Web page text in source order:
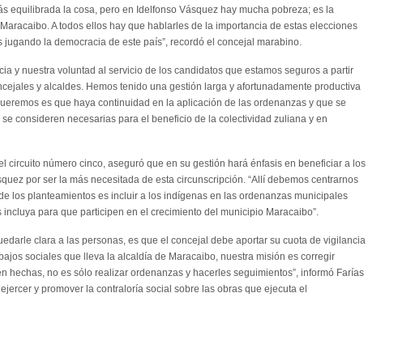
equilibrada la cosa, pero en Idelfonso Vásquez hay mucha pobreza; es la
A todos ellos hay que hablarles de la importancia de estas elecciones
la democracia de este país”, recordó el concejal marabino.
y nuestra voluntad al servicio de los candidatos que estamos seguros a partir
y alcaldes. Hemos tenido una gestión larga y afortunadamente productiva
es que haya continuidad en la aplicación de las ordenanzas y que se
consideren necesarias para el beneficio de la colectividad zuliana y en
circuito número cinco, aseguró que en su gestión hará énfasis en beneficiar a los
por ser la más necesitada de esta circunscripción. “Allí debemos centrarnos
los planteamientos es incluir a los indígenas en las ordenanzas municipales
para que participen en el crecimiento del municipio Maracaibo”.
clara a las personas, es que el concejal debe aportar su cuota de vigilancia
sociales que lleva la alcaldía de Maracaibo, nuestra misión es corregir
hechas, no es sólo realizar ordenanzas y hacerles seguimientos”, informó Farías
y promover la contraloría social sobre las obras que ejecuta el